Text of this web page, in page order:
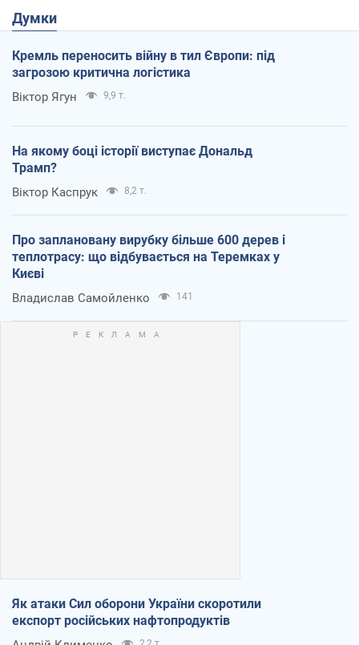
Думки
Кремль переносить війну в тил Європи: під
загрозою критична логістика
Віктор Ягун 9,9 т.
На якому боці історії виступає Дональд
Трамп?
Віктор Каспрук 8,2 т.
Про заплановану вирубку більше 600 дерев і
теплотрасу: що відбувається на Теремках у
Києві
Владислав Самойленко 141
Як атаки Сил оборони України скоротили
експорт російських нафтопродуктів